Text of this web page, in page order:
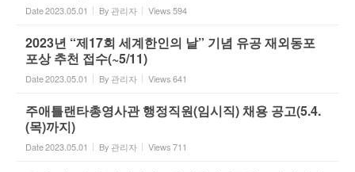
Date2023.05.01 By 관리자 Views594
2023년 “제17회 세계한인의 날” 기념 유공 재외동포
포상 추천 접수(~5/11)
Date2023.05.01 By 관리자 Views641
주애틀랜타총영사관 행정직원(임시직) 채용 공고(5.4.
(목)까지)
Date2023.05.01 By 관리자 Views711